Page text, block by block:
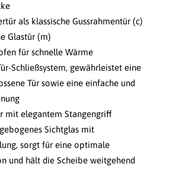
als klassische Gussrahmentür (c)
Glastür (m)
für schnelle Wärme
Schließsystem, gewährleistet eine
Tür sowie eine einfache und
mit elegantem Stangengriff
Sichtglas mit
sorgt für eine optimale
und hält die Scheibe weitgehend